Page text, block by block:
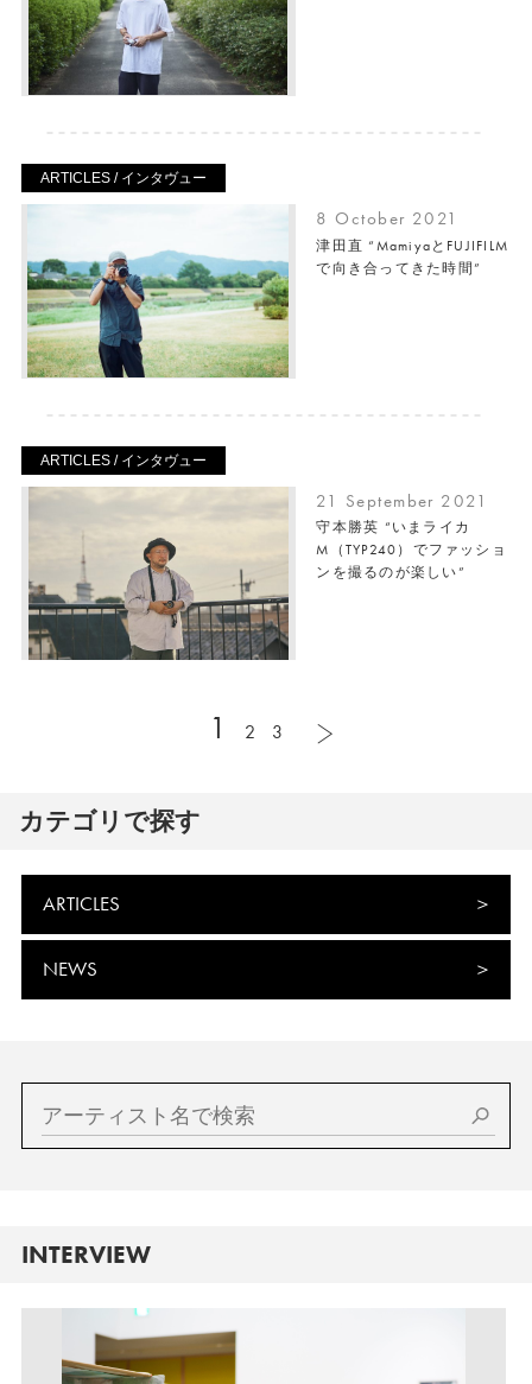
ARTICLES / インタヴュー
8 October 2021
津田直 “MamiyaとFUJIFILM
で向き合ってきた時間”
ARTICLES / インタヴュー
21 September 2021
守本勝英 “いまライカ
M（TYP240）でファッショ
ンを撮るのが楽しい”
1 2 3
カテゴリで探す
ARTICLES
NEWS
INTERVIEW